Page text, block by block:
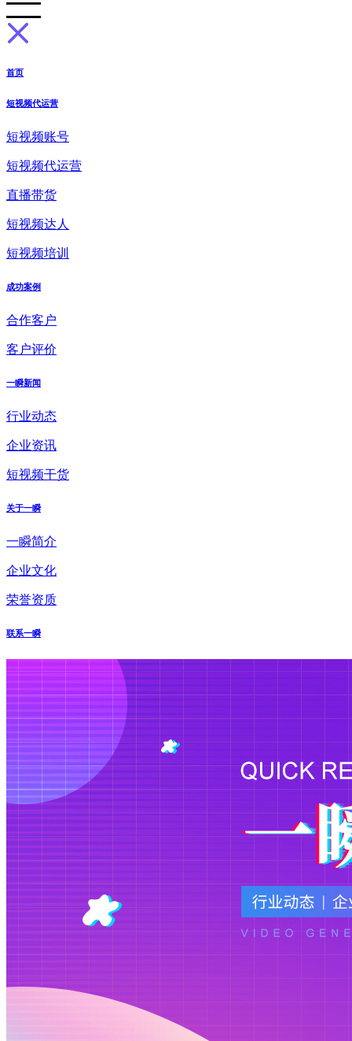
首页
短视频代运营
短视频账号
短视频代运营
直播带货
短视频达人
短视频培训
成功案例
合作客户
客户评价
一瞬新闻
行业动态
企业资讯
短视频干货
关于一瞬
一瞬简介
企业文化
荣誉资质
联系一瞬